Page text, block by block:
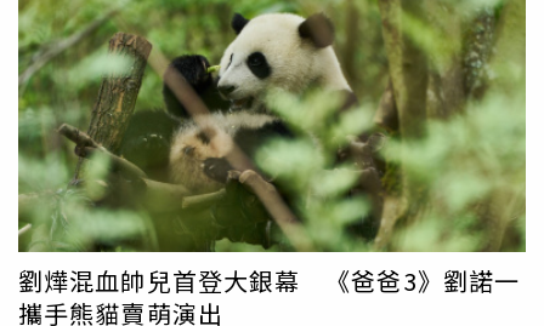
牌投手，在1971年拿下威廉波特世界冠軍，是大家的前
輩。此外，以前兄弟象的王牌－「假日飛刀手」陳義信將接
任原民會副主委；新任數發部林宜敬部長以前也是臺大棒球
隊的校隊選手。賴清德表示，這些年臺灣的體育表現一次又
一次創下紀錄，展現臺灣人的精神與韌性，也帶給國人感動
和自信。未來政府會繼續投入，扎根基層和社區，讓運動成
為全民的日常，讓國人健康，讓國家更強，讓世界擁抱臺
灣。訪賓一行由中華民國棒球協會理事長辜仲諒、東園國小
少棒隊總教練賴敏男、中山國中棒球隊總教練藍文權以及二
重國中青少棒隊總教練邱耀宇率領，教育部次長張廖萬堅、
也將回歸中華男籃代表隊效力。可惜的是，剛在CBA奪冠的
「齊天大聖」林秉聖，以及謝亞軒、林正都因傷勢狀況遭忍
痛割愛。至於PLG職籃連2屆年度MVP得主「夜王」盧峻
翔，也因先前隨母隊領航猿參加BCL賽事導致腳踝受傷，同
樣將缺席這次亞洲盃。中華籃協公布本屆亞洲盃16人培訓選
手名單如下：後衛：陳盈駿、林庭謙、高錦瑋、賀博、陳又
瑋、關達祐；前鋒：劉錚、阿巴西、賀丹、馬建豪、胡瓏
貿、周桂羽、蔡宸綱中鋒：高柏鎧、陳冠全、曾祥鈞
劉燁混血帥兒首登大銀幕 《爸爸3》劉諾一
攜手熊貓賣萌演出